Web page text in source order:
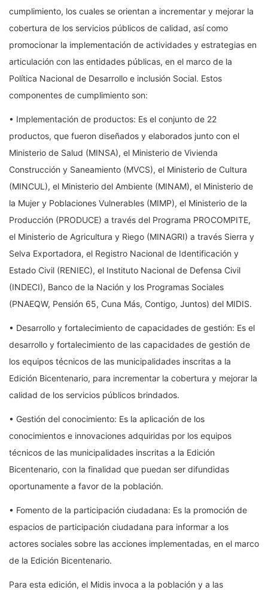
cumplimiento, los cuales se orientan a incrementar y mejorar la
cobertura de los servicios públicos de calidad, así como
promocionar la implementación de actividades y estrategias en
articulación con las entidades públicas, en el marco de la
Política Nacional de Desarrollo e inclusión Social. Estos
componentes de cumplimiento son:
• Implementación de productos: Es el conjunto de 22
productos, que fueron diseñados y elaborados junto con el
Ministerio de Salud (MINSA), el Ministerio de Vivienda
Construcción y Saneamiento (MVCS), el Ministerio de Cultura
(MINCUL), el Ministerio del Ambiente (MINAM), el Ministerio de
la Mujer y Poblaciones Vulnerables (MIMP), el Ministerio de la
Producción (PRODUCE) a través del Programa PROCOMPITE,
el Ministerio de Agricultura y Riego (MINAGRI) a través Sierra y
Selva Exportadora, el Registro Nacional de Identificación y
Estado Civil (RENIEC), el Instituto Nacional de Defensa Civil
(INDECI), Banco de la Nación y los Programas Sociales
(PNAEQW, Pensión 65, Cuna Más, Contigo, Juntos) del MIDIS.
• Desarrollo y fortalecimiento de capacidades de gestión: Es el
desarrollo y fortalecimiento de las capacidades de gestión de
los equipos técnicos de las municipalidades inscritas a la
Edición Bicentenario, para incrementar la cobertura y mejorar la
calidad de los servicios públicos brindados.
• Gestión del conocimiento: Es la aplicación de los
conocimientos e innovaciones adquiridas por los equipos
técnicos de las municipalidades inscritas a la Edición
Bicentenario, con la finalidad que puedan ser difundidas
oportunamente a favor de la población.
• Fomento de la participación ciudadana: Es la promoción de
espacios de participación ciudadana para informar a los
actores sociales sobre las acciones implementadas, en el marco
de la Edición Bicentenario.
Para esta edición, el Midis invoca a la población y a las